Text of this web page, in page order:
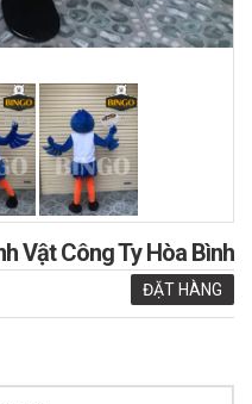
Vật Công Ty Hòa Bình
ĐẶT HÀNG